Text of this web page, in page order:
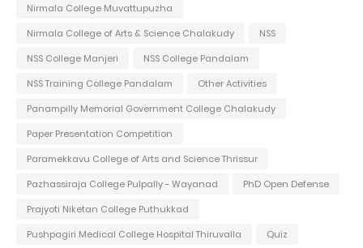
Nirmala College Muvattupuzha
Nirmala College of Arts & Science Chalakudy
NSS
NSS College Manjeri
NSS College Pandalam
NSS Training College Pandalam
Other Activities
Panampilly Memorial Government College Chalakudy
Paper Presentation Competition
Paramekkavu College of Arts and Science Thrissur
Pazhassiraja College Pulpally - Wayanad
PhD Open Defense
Prajyoti Niketan College Puthukkad
Pushpagiri Medical College Hospital Thiruvalla
Quiz